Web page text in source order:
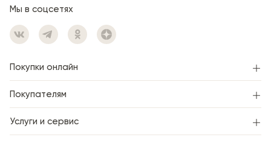
Мы в соцсетях
Покупки онлайн
Покупателям
Услуги и сервис